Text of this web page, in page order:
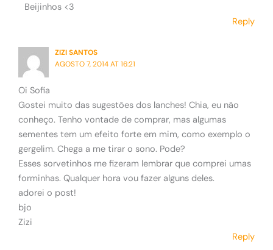
Beijinhos <3
Reply
ZIZI SANTOS
AGOSTO 7, 2014 AT 16:21
Oi Sofia
Gostei muito das sugestões dos lanches! Chia, eu não
conheço. Tenho vontade de comprar, mas algumas
sementes tem um efeito forte em mim, como exemplo o
gergelim. Chega a me tirar o sono. Pode?
Esses sorvetinhos me fizeram lembrar que comprei umas
forminhas. Qualquer hora vou fazer alguns deles.
adorei o post!
bjo
Zizi
Reply